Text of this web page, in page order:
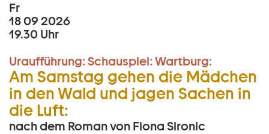
Fr
18 09 2026
19.30 Uhr
Uraufführung: Schauspiel: Wartburg:
Am Samstag gehen die Mädchen
in den Wald und jagen Sachen in
die Luft:
nach dem Roman von Fiona Sironic